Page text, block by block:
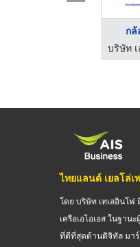
กล้
ไทยแลนด์ เยลโล่เ
โดย บริษัท เทเลอินโ
เครือเอไอเอส ในฐา
ที่ดีที่สุดด้านดิจิทัล มาร์